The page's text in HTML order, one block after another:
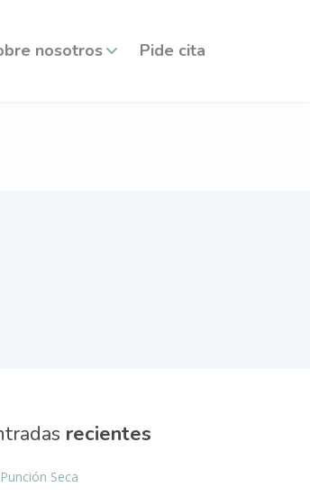
nosotros Pide cita
recientes
Punción Seca